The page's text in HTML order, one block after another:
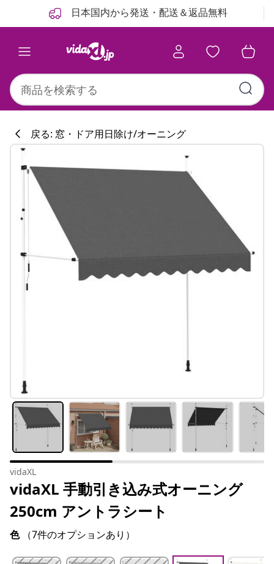
日本国内から発送・配送＆返品無料
戻る: 窓・ドア用日除け/オーニング
vidaXL
vidaXL 手動引き込み式オーニング
250cm アントラシート
色 （7件のオプションあり）